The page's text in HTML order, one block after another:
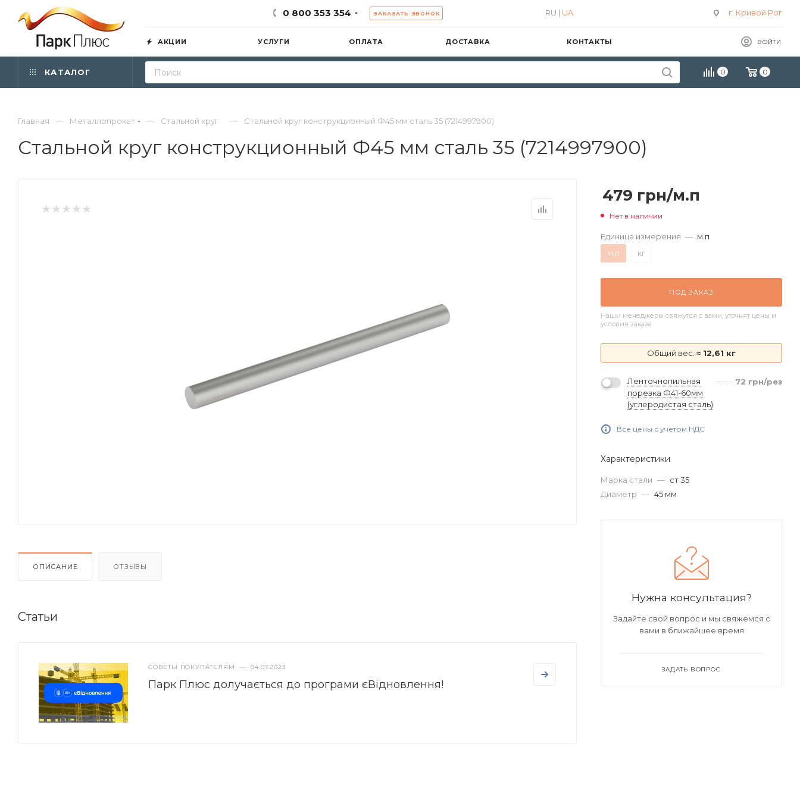
0 800 353 354 ЗАКАЗАТЬ ЗВОНОК г. Кривой Рог
RU | UA
ВОЙТИ
АКЦИИ УСЛУГИ ОПЛАТА ДОСТАВКА КОНТАКТЫ
0 0
КАТАЛОГ
Главная — Металлопрокат — Стальной круг — Стальной круг конструкционный Ф45 мм сталь 35 (7214997900)
Стальной круг конструкционный Ф45 мм сталь 35 (7214997900)
ОПИСАНИЕ ОТЗЫВЫ
Статьи
СОВЕТЫ ПОКУПАТЕЛЯМ — 04.07.2023
Парк Плюс долучається до програми єВідновлення!
479 грн/м.п
Нет в наличии
Единица измерения — м.п
м.п
кг
ПОД ЗАКАЗ
Наши менеджеры свяжутся с вами, уточнят цены и
условия заказа
Общий вес: ≈ 12,61 кг
Ленточнопильная
порезка Ф41-60мм
(углеродистая сталь)
72 грн/рез
Все цены с учетом НДС
Характеристики
Марка стали — ст 35
Диаметр — 45 мм
Нужна консультация?
Задайте свой вопрос и мы свяжемся с
вами в ближайшее время
ЗАДАТЬ ВОПРОС